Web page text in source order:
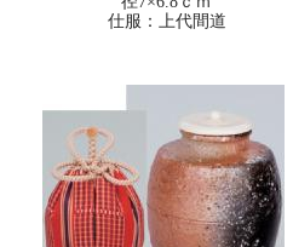
仕服：上代間道